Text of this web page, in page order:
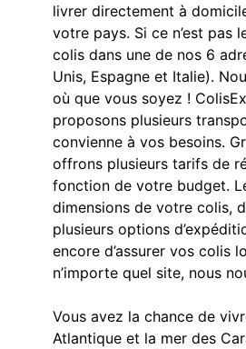
livrer directement à
votre pays. Si ce n’est pas
colis dans une de nos 6
Unis, Espagne et Italie).
où que vous soyez !
proposons plusieurs
convienne à vos besoins.
offrons plusieurs tarifs de
fonction de votre budget.
dimensions de votre colis,
plusieurs options
encore d’assurer vos colis
n’importe quel site, nous
Vous avez la chance de
Atlantique et la mer des